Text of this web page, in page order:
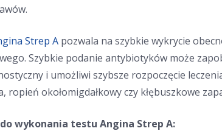
Strep A pozwala na szybkie wykrycie
Szybkie podanie antybiotyków może
i umożliwi szybsze rozpoczęcie
ropień okołomigdałkowy czy kłębuszkowe
wykonania testu Angina Strep A: